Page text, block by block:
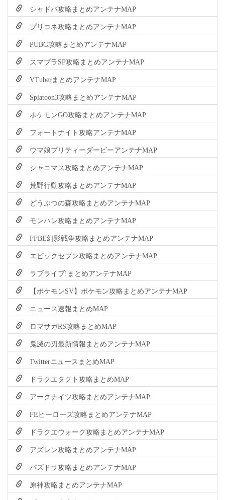
シャドバ攻略まとめアンテナMAP
プリコネ攻略まとめアンテナMAP
PUBG攻略まとめアンテナMAP
スマブラSP攻略まとめアンテナMAP
VTuberまとめアンテナMAP
Splatoon3攻略まとめアンテナMAP
ポケモンGO攻略まとめアンテナMAP
フォートナイト攻略アンテナMAP
ウマ娘プリティーダービーアンテナMAP
シャニマス攻略まとめアンテナMAP
荒野行動攻略まとめアンテナMAP
どうぶつの森攻略まとめアンテナMAP
モンハン攻略まとめアンテナMAP
FFBE幻影戦争攻略まとめアンテナMAP
エピックセブン攻略まとめアンテナMAP
ラブライブ!まとめアンテナMAP
【ポケモンSV】ポケモン攻略まとめアンテナMAP
ニュース速報まとめMAP
ロマサガRS攻略まとめMAP
鬼滅の刃最新情報まとめアンテナMAP
TwitterニュースまとめMAP
ドラクエタクト攻略まとめMAP
アークナイツ攻略まとめアンテナMAP
FEヒーローズ攻略まとめアンテナMAP
ドラクエウォーク攻略まとめアンテナMAP
アズレン攻略まとめアンテナMAP
パズドラ攻略まとめアンテナMAP
原神攻略まとめアンテナMAP